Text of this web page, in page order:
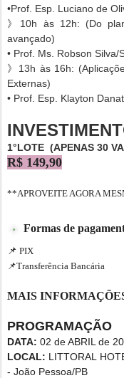
•Prof. Esp. Luciano de
》10h às 12h: (Do
avançado)
• Prof. Ms. Robson Silva/
》13h às 16h:
Externas)
• Prof. Esp. Klayton
1°LOTE (APENAS 30
R$ 149,90
**APROVEITE AGORA
Formas de
📌 PIX
📌Transferência Bancária
MAIS
PROGRAMAÇÃO
DATA: 02 de ABRIL de
LOCAL: LITTORAL
- João Pessoa/PB